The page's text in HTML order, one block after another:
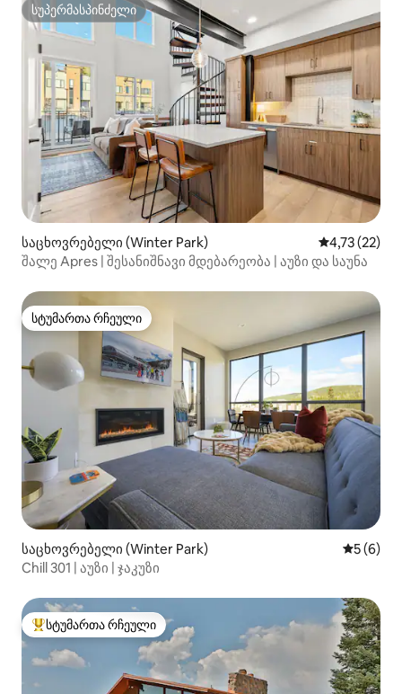
სუპერმასპინძელი
სუპერმასპინძელი
საცხოვრებელი (Winter Park) საშუალო
4,73 (22)
შალე Apres | შესანიშნავი მდებარეობა | აუზი და საუნა
სტუმართა რჩეული
სტუმართა რჩეული
საცხოვრებელი (Winter Park) საშუალო
5 (6)
Chill 301 | აუზი | ჯაკუზი
სტუმართა რჩეული მოწინავე ვარიანტი
სტუმართა რჩეული